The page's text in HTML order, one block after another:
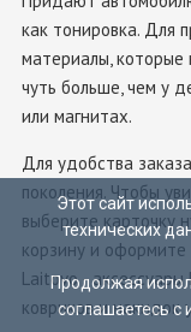
как тонировка. Для
материалы, которые
чуть больше, чем у
или магнитах.
Для удобства
поколения. Чтобы
выберите карточку
корзину и
Laitovo - аксессуары
ковриков и накидок
Этот сайт
технических
Продолжая
соглашаетесь с